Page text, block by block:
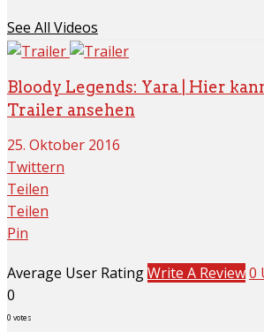
See All Videos
Bloody Legends: Yara | Hier
Trailer ansehen
25. Oktober 2016
Twittern
Teilen
Teilen
Pin
Average User RatingWrite A Review0
0
0 votes